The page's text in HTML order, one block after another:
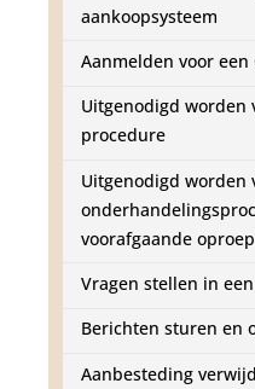
aankoopsysteem
Aanmelden voor
Uitgenodigd worden
procedure
Uitgenodigd worden
voorafgaande
Vragen stellen in
Berichten sturen en
Aanbesteding